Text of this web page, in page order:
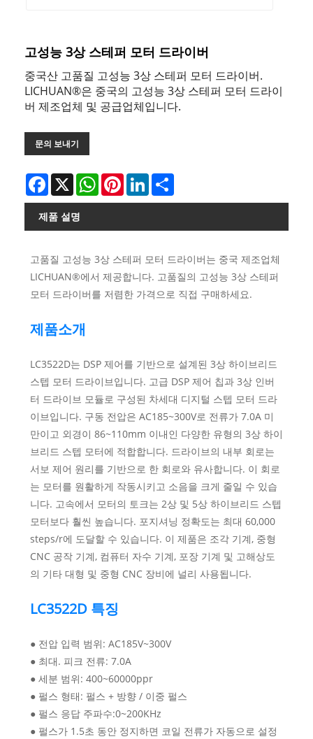
고성능 3상 스테퍼 모터 드라이버
중국산 고품질 고성능 3상 스테퍼 모터 드라이버.
LICHUAN®은 중국의 고성능 3상 스테퍼 모터 드라이
버 제조업체 및 공급업체입니다.
문의 보내기
Facebook
X WhatsAppPinterestLinkedIn
제품 설명
고품질 고성능 3상 스테퍼 모터 드라이버는 중국 제조업체
LICHUAN®에서 제공합니다. 고품질의 고성능 3상 스테퍼
모터 드라이버를 저렴한 가격으로 직접 구매하세요.
제품소개
LC3522D는 DSP 제어를 기반으로 설계된 3상 하이브리드
스텝 모터 드라이브입니다. 고급 DSP 제어 칩과 3상 인버
터 드라이브 모듈로 구성된 차세대 디지털 스텝 모터 드라
이브입니다. 구동 전압은 AC185~300V로 전류가 7.0A 미
만이고 외경이 86~110mm 이내인 다양한 유형의 3상 하이
브리드 스텝 모터에 적합합니다. 드라이브의 내부 회로는
서보 제어 원리를 기반으로 한 회로와 유사합니다. 이 회로
는 모터를 원활하게 작동시키고 소음을 크게 줄일 수 있습
니다. 고속에서 모터의 토크는 2상 및 5상 하이브리드 스텝
모터보다 훨씬 높습니다. 포지셔닝 정확도는 최대 60,000
steps/r에 도달할 수 있습니다. 이 제품은 조각 기계, 중형
CNC 공작 기계, 컴퓨터 자수 기계, 포장 기계 및 고해상도
의 기타 대형 및 중형 CNC 장비에 널리 사용됩니다.
LC3522D 특징
● 전압 입력 범위: AC185V~300V
● 최대. 피크 전류: 7.0A
● 세분 범위: 400~60000ppr
● 펄스 형태: 펄스 + 방향 / 이중 펄스
● 펄스 응답 주파수:0~200KHz
● 펄스가 1.5초 동안 정지하면 코일 전류가 자동으로 설정